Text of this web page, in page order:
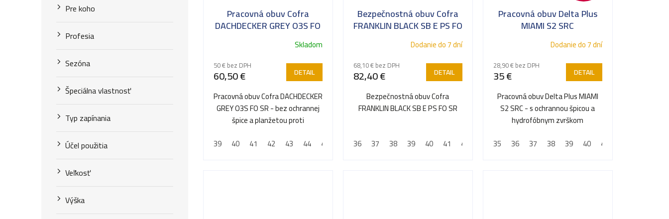
Pre koho
Profesia
Sezóna
Špeciálna vlastnosť
Typ zapínania
Účel použitia
Veľkosť
Výška
Pracovná obuv Cofra
DACHDECKER GREY O3S FO
Pokrývačská obuvSkladom
50 € bez DPH
60,50 € DETAIL
Pracovná obuv Cofra DACHDECKER
GREY O3S FO SR - bez ochrannej
špice a planžetou proti
39 40 41 42 43 44 45 47 48
Bezpečnostná obuv Cofra
FRANKLIN BLACK SB E PS FO
SR
Dodanie do 7 dní
68,10 € bez DPH
82,40 € DETAIL
Bezpečnostná obuv Cofra
FRANKLIN BLACK SB E PS FO SR
36 37 38 39 40 41 42 44 45 46 47 48
Pracovná obuv Delta Plus
MIAMI S2 SRC
Dodanie do 7 dní
28,90 € bez DPH
35 € DETAIL
Pracovná obuv Delta Plus MIAMI
S2 SRC - s ochrannou špicou a
hydrofóbnym zvrškom
35
36 37 38 39 40 41